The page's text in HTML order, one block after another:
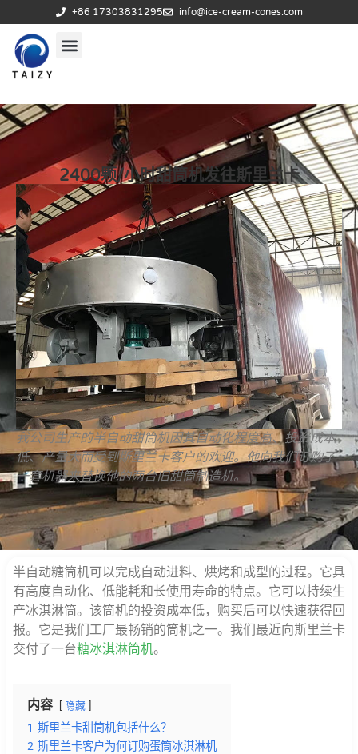
+86 17303831295 info@ice-cream-cones.com
2400颗/小时甜筒机发往斯里兰卡
我公司生产的半自动甜筒机因其自动化程度高、投资成本
低、产量大而受到斯里兰卡客户的欢迎。他向我们订购了
一套机器来替换他的两台旧甜筒制造机。
半自动糖筒机可以完成自动进料、烘烤和成型的过程。它具
有高度自动化、低能耗和长使用寿命的特点。它可以持续生
产冰淇淋筒。该筒机的投资成本低，购买后可以快速获得回
报。它是我们工厂最畅销的筒机之一。我们最近向斯里兰卡
交付了一台糖冰淇淋筒机。
内容 隐藏
1 斯里兰卡甜筒机包括什么？
2 斯里兰卡客户为何订购蛋筒冰淇淋机